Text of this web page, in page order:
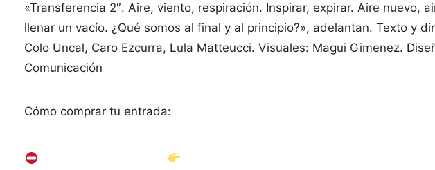
«Transferencia 2″. Aire, viento, respiración. Inspirar, expirar. Aire nuevo,
llenar un vacío. ¿Qué somos al final y al principio?», adelantan. Texto y
Colo Uncal, Caro Ezcurra, Lula Matteucci. Visuales: Magui Gimenez.
Comunicación
Cómo comprar tu entrada: